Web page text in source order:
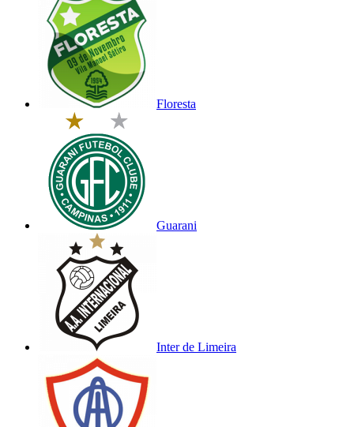
Floresta
Guarani
Inter de Limeira